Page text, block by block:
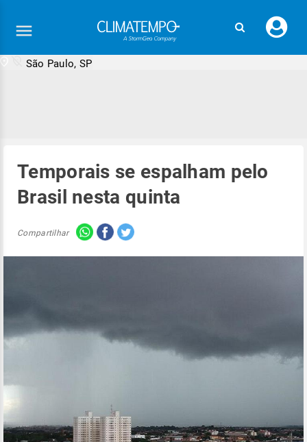
seu
São Paulo, SP
Temporais se espalham pelo
Brasil nesta quinta
Compartilhar